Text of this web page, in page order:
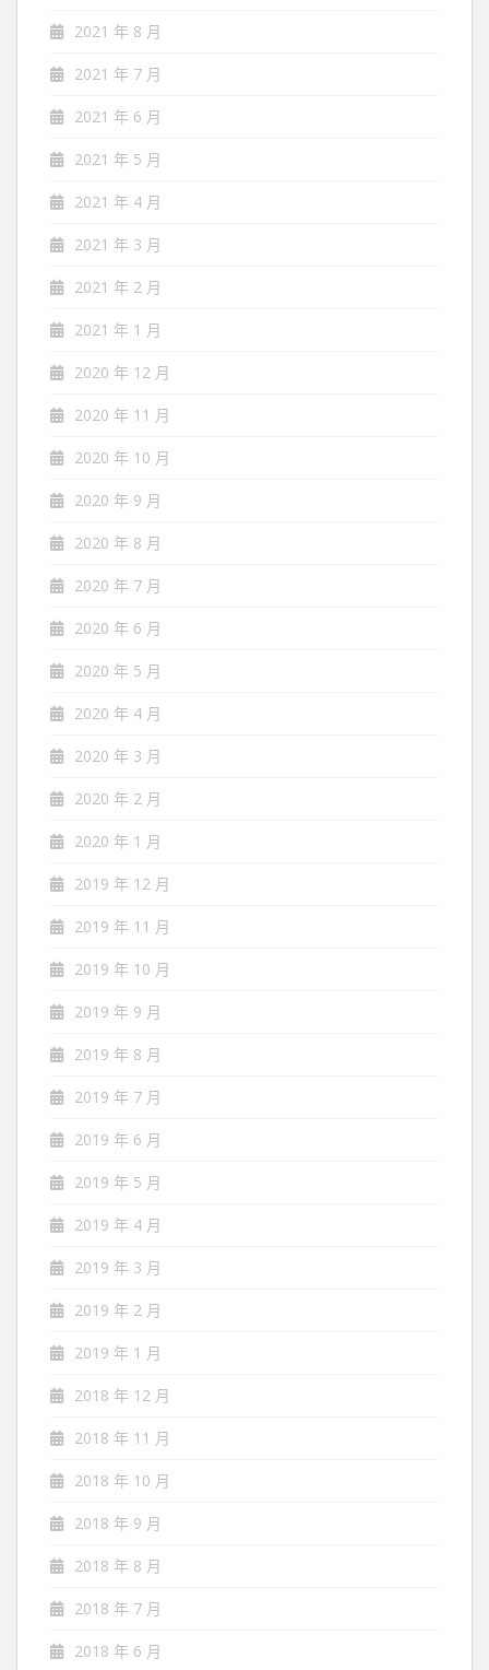
2021 年 8 月
2021 年 7 月
2021 年 6 月
2021 年 5 月
2021 年 4 月
2021 年 3 月
2021 年 2 月
2021 年 1 月
2020 年 12 月
2020 年 11 月
2020 年 10 月
2020 年 9 月
2020 年 8 月
2020 年 7 月
2020 年 6 月
2020 年 5 月
2020 年 4 月
2020 年 3 月
2020 年 2 月
2020 年 1 月
2019 年 12 月
2019 年 11 月
2019 年 10 月
2019 年 9 月
2019 年 8 月
2019 年 7 月
2019 年 6 月
2019 年 5 月
2019 年 4 月
2019 年 3 月
2019 年 2 月
2019 年 1 月
2018 年 12 月
2018 年 11 月
2018 年 10 月
2018 年 9 月
2018 年 8 月
2018 年 7 月
2018 年 6 月